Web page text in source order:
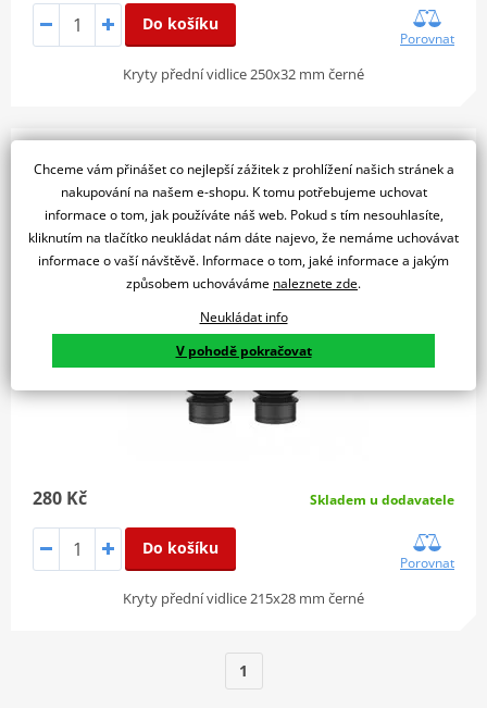
Do košíku
Porovnat
Kryty přední vidlice 250x32 mm černé
Kryty přední vidlice POLISPORT 8358000004 215x28
mm černý
280 Kč Skladem u dodavatele
Do košíku
Porovnat
Kryty přední vidlice 215x28 mm černé
1
Chceme vám přinášet co nejlepší zážitek z prohlížení našich stránek a
nakupování na našem e-shopu. K tomu potřebujeme uchovat
informace o tom, jak používáte náš web. Pokud s tím nesouhlasíte,
kliknutím na tlačítko neukládat nám dáte najevo, že nemáme uchovávat
informace o vaší návštěvě. Informace o tom, jaké informace a jakým
způsobem uchováváme naleznete zde.
Neukládat info
V pohodě pokračovat